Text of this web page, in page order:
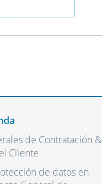
de Contratación &
Cliente
de datos en